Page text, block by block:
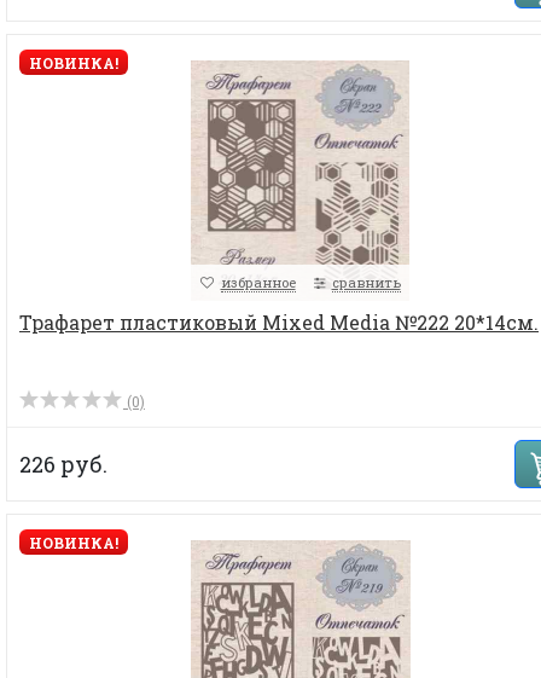
НОВИНКА!
избранное сравнить
Трафарет пластиковый Mixed Media №222 20*14см.
(0)
226 руб.
НОВИНКА!